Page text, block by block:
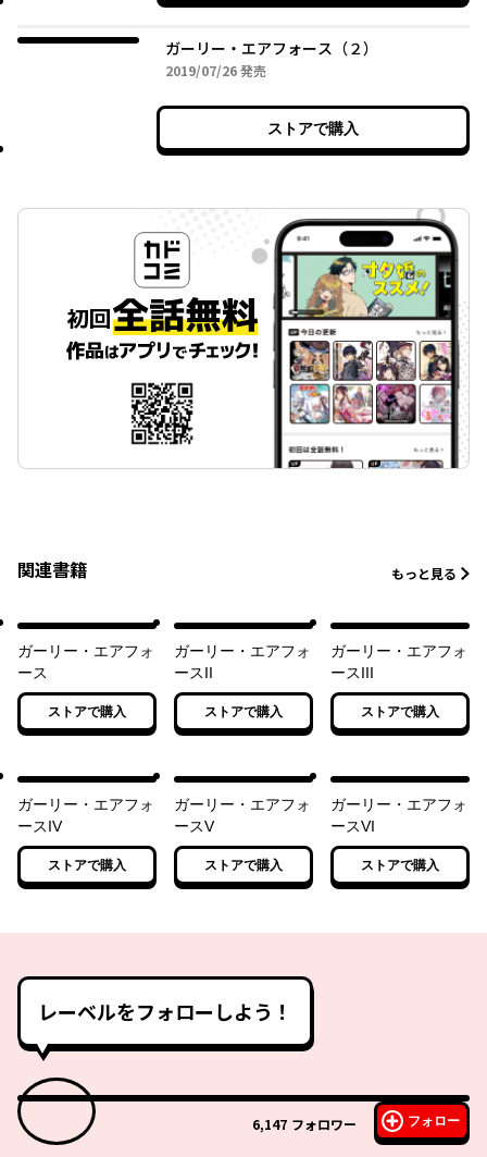
ガーリー・エアフォース（２）
2019/07/262019年07月26日
発売
ストアで購入
関連書籍 もっと見る
ガーリー・エアフォ
ース
ストアで購入
ガーリー・エアフォ
ースII
ストアで購入
ガーリー・エアフォ
ースIII
ストアで購入
ガーリー・エアフォ
ースIV
ストアで購入
ガーリー・エアフォ
ースV
ストアで購入
ガーリー・エアフォ
ースVI
ストアで購入
レーベルをフォローしよう！
6,147 フォロワー フォロー